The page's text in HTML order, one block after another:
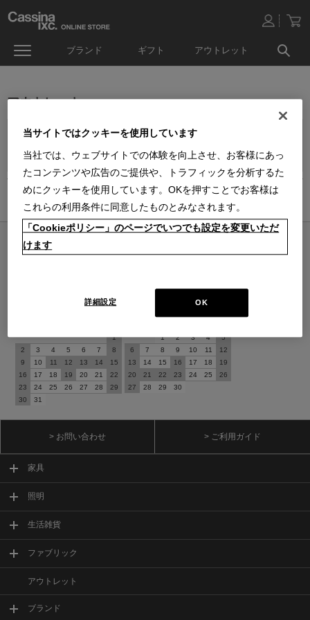
ブランド ギフト アウトレット
アウトレット
INFORMATION
【重要】アウトレット商品ご購入の注意事項
アウトレット
オンラインストア 営業日カレンダー
■営業日休■配送・出荷休■システムメンテナンス
休業日のお知らせをご覧ください。
1
2
3 4 5 6 7
8
9
10 11 12 13 14
15
16
17 18 19 20 21
22
23
24 25 26 27 28
29
30
31
1
2 3 4
5
6
7 8 9 10 11
12
13
14 15 16 17 18
19
20
21 22 23 24 25
26
27
28 29 30
> お問い合わせ > ご利用ガイド
家具
照明
生活雑貨
ファブリック
アウトレット
ブランド
当サイトではクッキーを使用しています
当社では、ウェブサイトでの体験を向上させ、お客様にあっ
たコンテンツや広告のご提供や、トラフィックを分析するた
めにクッキーを使用しています。OKを押すことでお客様は
これらの利用条件に同意したものとみなされます。
「Cookieポリシー」のページでいつでも設定を変更いただ
けます
OK
詳細設定